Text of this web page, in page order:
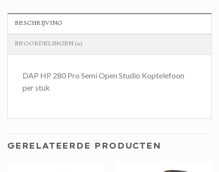
BESCHRIJVING
BEOORDELINGEN (0)
DAP HP 280 Pro Semi Open Studio Koptelefoon
per stuk
GERELATEERDE PRODUCTEN